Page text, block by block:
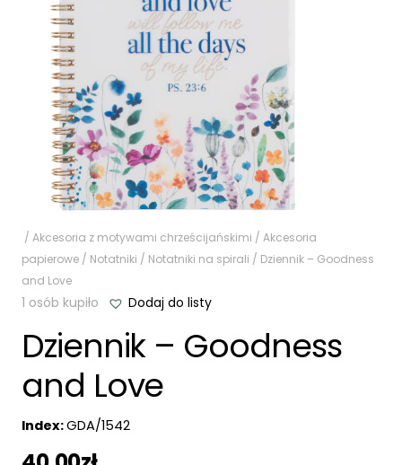
/ Akcesoria z motywami chrześcijańskimi / Akcesoria
papierowe / Notatniki / Notatniki na spirali / Dziennik – Goodness
and Love
1 osób kupiło Dodaj do listy
Dziennik – Goodness
and Love
Index:GDA/1542